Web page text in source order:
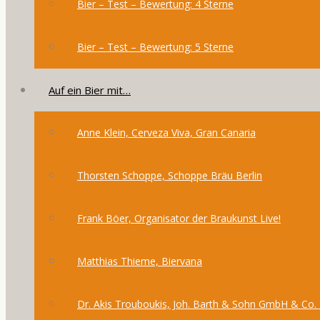
Bier – Test – Bewertung: 4 Sterne
Bier – Test – Bewertung: 5 Sterne
Auf ein Bier mit…
Anne Klein, Cerveza Viva, Gran Canaria
Thorsten Schoppe, Schoppe Bräu Berlin
Frank Böer, Organisator der Braukunst Live!
Matthias Thieme, Biervana
Dr. Akis Trouboukis, Joh. Barth & Sohn GmbH & Co.